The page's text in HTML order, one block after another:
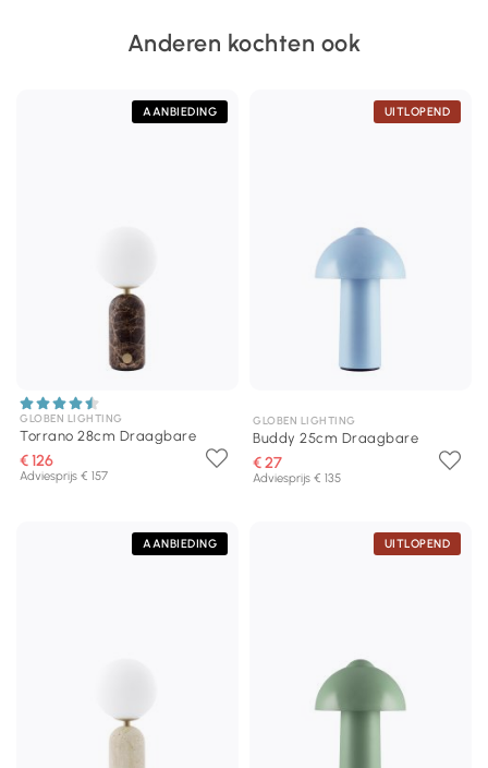
Anderen kochten ook
AANBIEDING
GLOBEN LIGHTING
Torrano 28cm Draagbare
€ 126
Adviesprijs € 157
UITLOPEND
GLOBEN LIGHTING
Buddy 25cm Draagbare
€ 27
Adviesprijs € 135
AANBIEDING UITLOPEND